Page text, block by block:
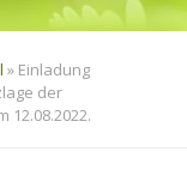
» Einladung
der
12.08.2022.